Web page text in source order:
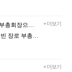
+ 더보기
+ 더보기